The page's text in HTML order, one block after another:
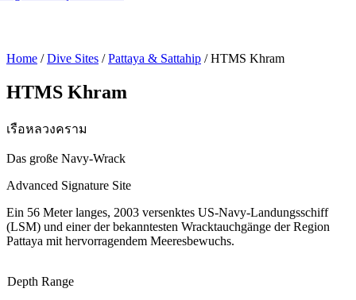
Home / Dive Sites / Pattaya & Sattahip / HTMS Khram
HTMS Khram
เรือหลวงคราม
Das große Navy-Wrack
Advanced Signature Site
Ein 56 Meter langes, 2003 versenktes US-Navy-Landungsschiff
(LSM) und einer der bekanntesten Wracktauchgänge der Region
Pattaya mit hervorragendem Meeresbewuchs.
Depth Range